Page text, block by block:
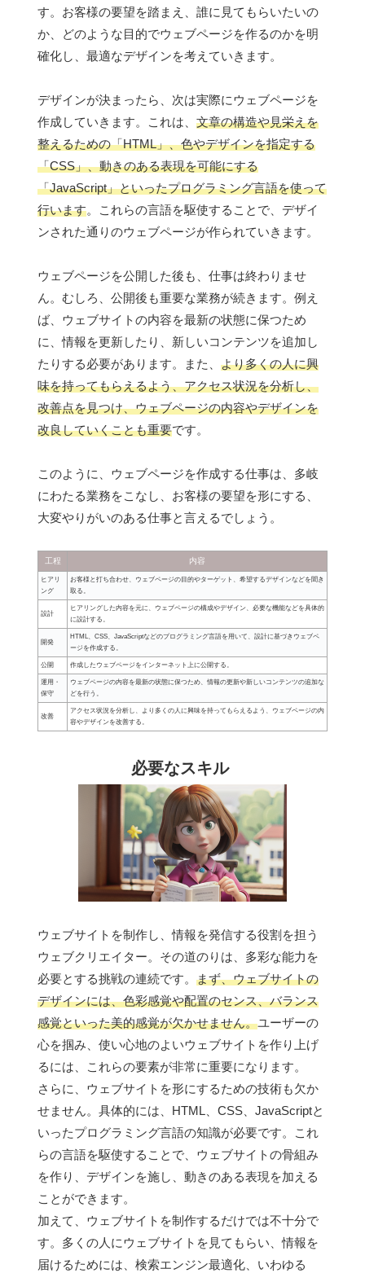
す。お客様の要望を踏まえ、誰に見てもらいたいの
か、どのような目的でウェブページを作るのかを明
確化し、最適なデザインを考えていきます。
デザインが決まったら、次は実際にウェブページを
作成していきます。これは、 文章の構造や見栄えを
整えるための「HTML」、色やデザインを指定する
「CSS」、動きのある表現を可能にする
「JavaScript」といったプログラミング言語を使って
行います。これらの言語を駆使することで、デザイ
ンされた通りのウェブページが作られていきます。
ウェブページを公開した後も、仕事は終わりませ
ん。むしろ、公開後も重要な業務が続きます。例え
ば、ウェブサイトの内容を最新の状態に保つため
に、情報を更新したり、新しいコンテンツを追加し
たりする必要があります。また、 より多くの人に興
味を持ってもらえるよう、アクセス状況を分析し、
改善点を見つけ、ウェブページの内容やデザインを
改良していくことも重要です。
このように、ウェブページを作成する仕事は、多岐
にわたる業務をこなし、お客様の要望を形にする、
大変やりがいのある仕事と言えるでしょう。
工程 内容
ヒアリ
ング
お客様と打ち合わせ、ウェブページの目的やターゲット、希望するデザインなどを聞き
取る。
設計
ヒアリングした内容を元に、ウェブページの構成やデザイン、必要な機能などを具体的
に設計する。
開発
HTML、CSS、JavaScriptなどのプログラミング言語を用いて、設計に基づきウェブペ
ージを作成する。
公開 作成したウェブページをインターネット上に公開する。
運用・
保守
ウェブページの内容を最新の状態に保つため、情報の更新や新しいコンテンツの追加な
どを行う。
改善
アクセス状況を分析し、より多くの人に興味を持ってもらえるよう、ウェブページの内
容やデザインを改善する。
必要なスキル
ウェブサイトを制作し、情報を発信する役割を担う
ウェブクリエイター。その道のりは、多彩な能力を
必要とする挑戦の連続です。 まず、ウェブサイトの
デザインには、色彩感覚や配置のセンス、バランス
感覚といった美的感覚が欠かせません。ユーザーの
心を掴み、使い心地のよいウェブサイトを作り上げ
るには、これらの要素が非常に重要になります。
さらに、ウェブサイトを形にするための技術も欠か
せません。具体的には、HTML、CSS、JavaScriptと
いったプログラミング言語の知識が必要です。これ
らの言語を駆使することで、ウェブサイトの骨組み
を作り、デザインを施し、動きのある表現を加える
ことができます。
加えて、ウェブサイトを制作するだけでは不十分で
す。多くの人にウェブサイトを見てもらい、情報を
届けるためには、検索エンジン最適化、いわゆる